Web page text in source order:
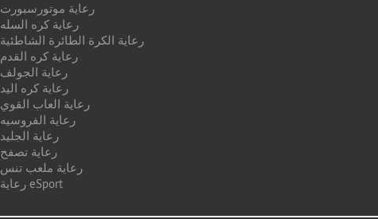
رعاية موتورسبورت
رعاية كره السله
رعاية الكرة الطائرة الشاطئية
رعاية كره القدم
رعاية الجولف
رعاية كره اليد
رعاية العاب القوي
رعاية الفروسيه
رعاية الجليد
رعاية تصفح
رعاية ملعب تنس
رعاية eSport